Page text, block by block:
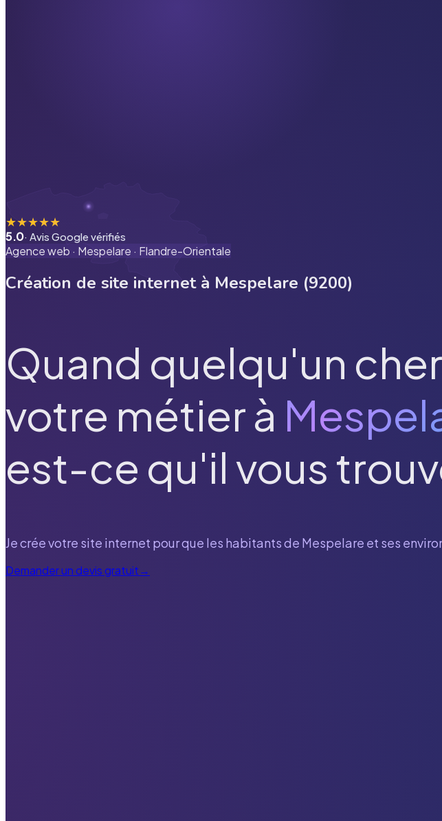
★★★★★
5.0· Avis Google vérifiés
Agence web · Mespelare · Flandre-Orientale
Création de site internet à Mespelare (9200)
Quand quelqu'un
votre métier à
est-ce qu'il vous
Je crée votre site internet pour que les habitants de Mespelare et ses
Demander un devis gratuit→